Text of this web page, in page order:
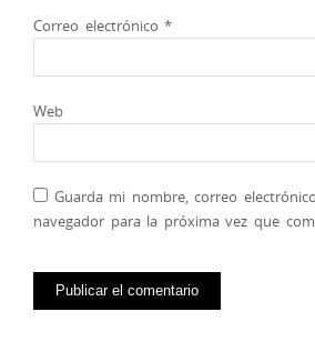
Correo electrónico*
Web
Guarda mi nombre, correo
navegador para la próxima vez que